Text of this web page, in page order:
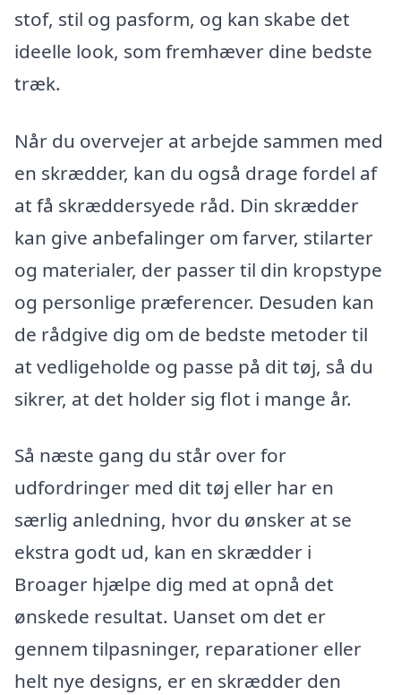
stof, stil og pasform, og kan skabe det
ideelle look, som fremhæver dine bedste
træk.
Når du overvejer at arbejde sammen med
en skrædder, kan du også drage fordel af
at få skræddersyede råd. Din skrædder
kan give anbefalinger om farver, stilarter
og materialer, der passer til din kropstype
og personlige præferencer. Desuden kan
de rådgive dig om de bedste metoder til
at vedligeholde og passe på dit tøj, så du
sikrer, at det holder sig flot i mange år.
Så næste gang du står over for
udfordringer med dit tøj eller har en
særlig anledning, hvor du ønsker at se
ekstra godt ud, kan en skrædder i
Broager hjælpe dig med at opnå det
ønskede resultat. Uanset om det er
gennem tilpasninger, reparationer eller
helt nye designs, er en skrædder den